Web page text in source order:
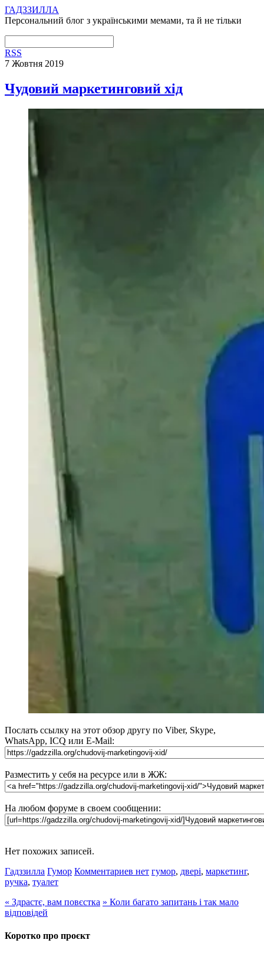
ГАДЗЗИЛЛА
Персональний блог з українськими мемами, та й не тільки
RSS
7 Жовтня 2019
Чудовий маркетинговий хід
Послать ссылку на этот обзор другу по Viber, Skype,
WhatsApp, ICQ или E-Mail:
Разместить у себя на ресурсе или в ЖЖ:
На любом форуме в своем сообщении:
Нет похожих записей.
Гадззилла Гумор Комментариев нет гумор, двері, маркетинг,
ручка, туалет
« Здрастє, вам повєстка » Коли багато запитань і так мало
відповідей
Коротко про проєкт